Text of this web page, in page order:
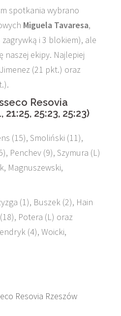
spotkania wybrano
Miguela Tavaresa,
i 3 blokiem), ale
naszej ekipy. Najlepiej
(21 pkt.) oraz
Resovia
21:25, 25:23, 25:23)
(15), Smoliński (11),
Penchev (9), Szymura (L)
Magnuszewski,
(1), Buszek (2), Hain
Potera (L) oraz
(4), Woicki,
Resovia Rzeszów